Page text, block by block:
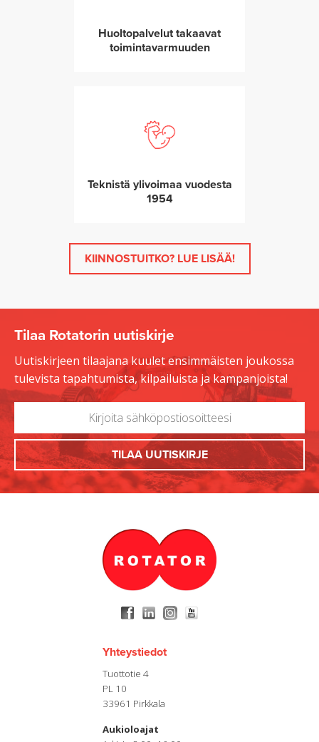
Huoltopalvelut takaavat
toimintavarmuuden
Teknistä ylivoimaa vuodesta
1954
KIINNOSTUITKO? LUE LISÄÄ!
Tilaa Rotatorin uutiskirje
Uutiskirjeen tilaajana kuulet ensimmäisten joukossa
tulevista tapahtumista, kilpailuista ja kampanjoista!
Yhteystiedot
Tuottotie 4
PL 10
33961 Pirkkala
Aukioloajat